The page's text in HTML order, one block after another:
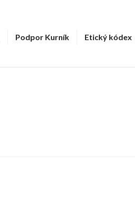
Podpor Kurník
Etický kódex